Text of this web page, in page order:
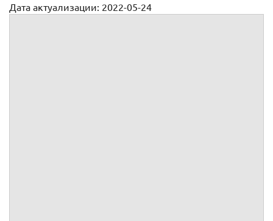
Дата актуализации: 2022-05-24